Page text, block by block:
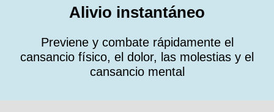
Alivio instantáneo
Previene y combate rápidamente el
cansancio físico, el dolor, las molestias y el
cansancio mental